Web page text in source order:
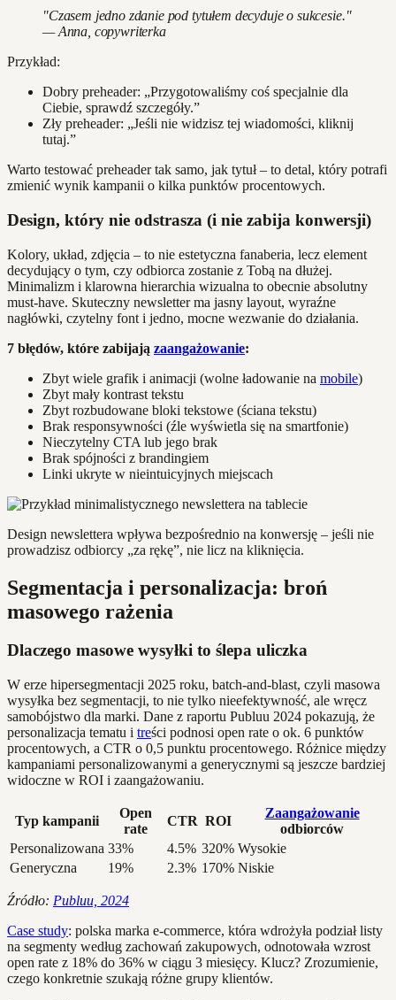
"Czasem jedno zdanie pod tytułem decyduje o sukcesie."
— Anna, copywriterka
Przykład:
Dobry preheader: „Przygotowaliśmy coś specjalnie dla
Ciebie, sprawdź szczegóły.”
Zły preheader: „Jeśli nie widzisz tej wiadomości, kliknij
tutaj.”
Warto testować preheader tak samo, jak tytuł – to detal, który potrafi
zmienić wynik kampanii o kilka punktów procentowych.
Design, który nie odstrasza (i nie zabija konwersji)
Kolory, układ, zdjęcia – to nie estetyczna fanaberia, lecz element
decydujący o tym, czy odbiorca zostanie z Tobą na dłużej.
Minimalizm i klarowna hierarchia wizualna to obecnie absolutny
must-have. Skuteczny newsletter ma jasny layout, wyraźne
nagłówki, czytelny font i jedno, mocne wezwanie do działania.
7 błędów, które zabijają zaangażowanie:
Zbyt wiele grafik i animacji (wolne ładowanie na mobile)
Zbyt mały kontrast tekstu
Zbyt rozbudowane bloki tekstowe (ściana tekstu)
Brak responsywności (źle wyświetla się na smartfonie)
Nieczytelny CTA lub jego brak
Brak spójności z brandingiem
Linki ukryte w nieintuicyjnych miejscach
Design newslettera wpływa bezpośrednio na konwersję – jeśli nie
prowadzisz odbiorcy „za rękę”, nie licz na kliknięcia.
Segmentacja i personalizacja: broń
masowego rażenia
Dlaczego masowe wysyłki to ślepa uliczka
W erze hipersegmentacji 2025 roku, batch-and-blast, czyli masowa
wysyłka bez segmentacji, to nie tylko nieefektywność, ale wręcz
samobójstwo dla marki. Dane z raportu Publuu 2024 pokazują, że
personalizacja tematu i treści podnosi open rate o ok. 6 punktów
procentowych, a CTR o 0,5 punktu procentowego. Różnice między
kampaniami personalizowanymi a generycznymi są jeszcze bardziej
widoczne w ROI i zaangażowaniu.
Typ kampanii
Open
rate
CTR ROI
Zaangażowanie
odbiorców
Personalizowana 33% 4.5% 320% Wysokie
Generyczna
19% 2.3% 170% Niskie
Źródło: Publuu, 2024
Case study: polska marka e-commerce, która wdrożyła podział listy
na segmenty według zachowań zakupowych, odnotowała wzrost
open rate z 18% do 36% w ciągu 3 miesięcy. Klucz? Zrozumienie,
czego konkretnie szukają różne grupy klientów.